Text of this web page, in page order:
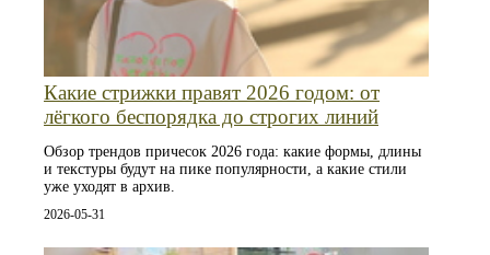
Какие стрижки правят 2026 годом: от
лёгкого беспорядка до строгих линий
Обзор трендов причесок 2026 года: какие формы, длины
и текстуры будут на пике популярности, а какие стили
уже уходят в архив.
2026-05-31